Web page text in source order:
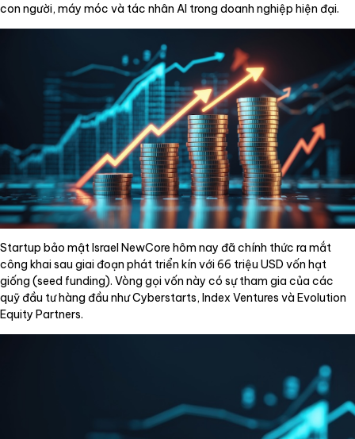
con người, máy móc và tác nhân AI trong doanh nghiệp hiện đại.
Startup bảo mật Israel NewCore hôm nay đã chính thức ra mắt
công khai sau giai đoạn phát triển kín với 66 triệu USD vốn hạt
giống (seed funding). Vòng gọi vốn này có sự tham gia của các
quỹ đầu tư hàng đầu như Cyberstarts, Index Ventures và Evolution
Equity Partners.